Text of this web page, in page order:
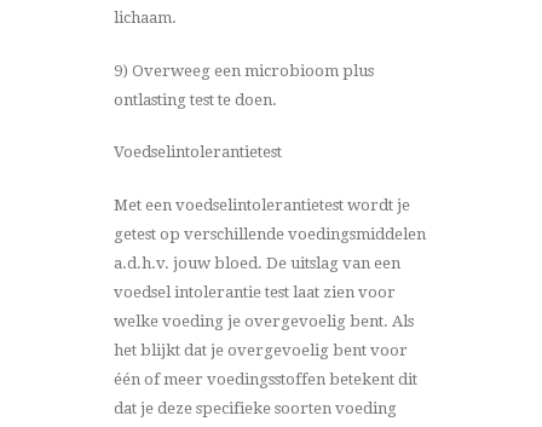
lichaam.
9) Overweeg een microbioom plus
ontlasting test te doen.
Voedselintolerantietest
Met een voedselintolerantietest wordt je
getest op verschillende voedingsmiddelen
a.d.h.v. jouw bloed. De uitslag van een
voedsel intolerantie test laat zien voor
welke voeding je overgevoelig bent. Als
het blijkt dat je overgevoelig bent voor
één of meer voedingsstoffen betekent dit
dat je deze specifieke soorten voeding